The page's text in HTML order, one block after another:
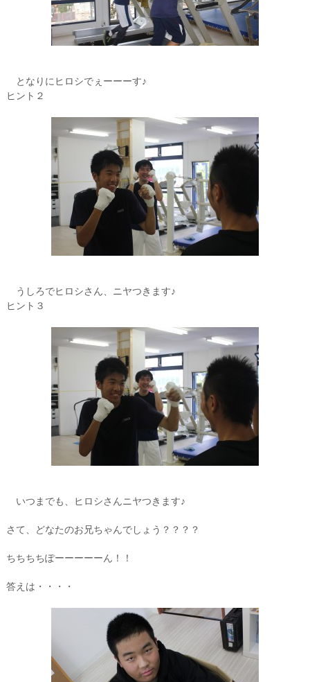
となりにヒロシでぇーーーす♪
ヒント２
うしろでヒロシさん、ニヤつきます♪
ヒント３
いつまでも、ヒロシさんニヤつきます♪
さて、どなたのお兄ちゃんでしょう？？？？
ちちちちぽーーーーーん！！
答えは・・・・